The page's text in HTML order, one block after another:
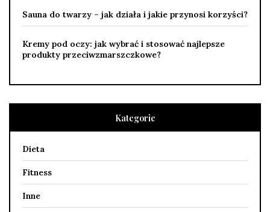
Sauna do twarzy – jak działa i jakie przynosi korzyści?
Kremy pod oczy: jak wybrać i stosować najlepsze
produkty przeciwzmarszczkowe?
Kategorie
Dieta
Fitness
Inne